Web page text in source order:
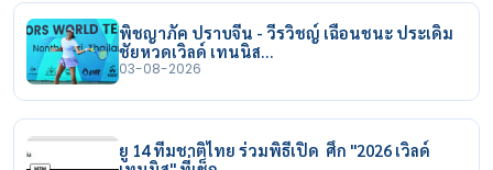
พิชญาภัค ปราบจีน - วีรวิชญ์ เฉือนชนะ ประเดิม
ชัยหวดเวิลด์ เทนนิส…
03-08-2026
ยู 14 ทีมชาติไทย ร่วมพิธีเปิด ศึก "2026 เวิลด์